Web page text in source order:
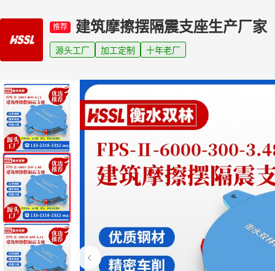
推荐 建筑摩擦摆隔震支座生产厂家
源头工厂 加工定制 十年老厂